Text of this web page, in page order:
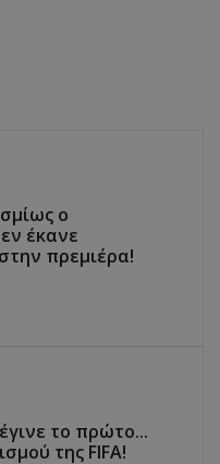
ο
έκανε
πρεμιέρα!
το πρώτο...
της FIFA!